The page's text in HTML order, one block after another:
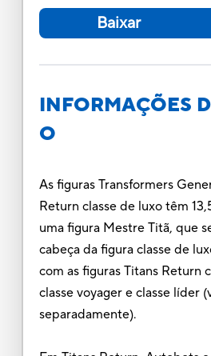
Baixar
INFORMAÇÕES
O
As figuras Transformers
Return classe de luxo têm
uma figura Mestre Titã, que
cabeça da figura classe de
com as figuras Titans Return
classe voyager e classe líder
separadamente).